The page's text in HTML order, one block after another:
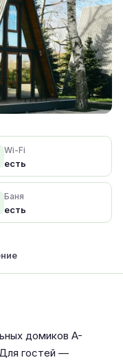
Wi-Fi
есть
Баня
есть
домиков A-
гостей —